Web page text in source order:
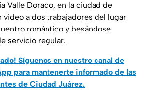
Valle Dorado, en la ciudad de
video a dos trabajadores del lugar
romántico y besándose
servicio regular.
Síguenos en nuestro canal de
para mantenerte informado de las
de Ciudad Juárez.